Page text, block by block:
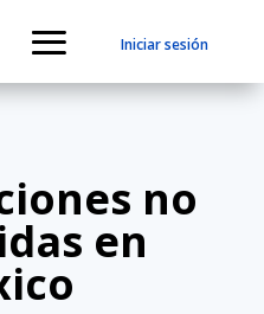
Iniciar sesión
no
en